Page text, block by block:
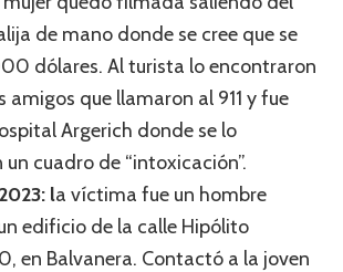
de mano donde se cree que se
dólares. Al turista lo encontraron
amigos que llamaron al 911 y fue
Argerich donde se lo
cuadro de “intoxicación”.
la víctima fue un hombre
edificio de la calle Hipólito
en Balvanera. Contactó a la joven